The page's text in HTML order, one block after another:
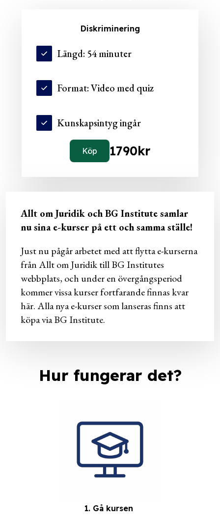
Diskriminering
Längd: 54 minuter
Format: Video med quiz
Kunskapsintyg ingår
Köp 1790kr
Allt om Juridik och BG Institute samlar
nu sina e-kurser på ett och samma ställe!
Just nu pågår arbetet med att flytta e-kurserna
från Allt om Juridik till BG Institutes
webbplats, och under en övergångsperiod
kommer vissa kurser fortfarande finnas kvar
här. Alla nya e-kurser som lanseras finns att
köpa via BG Institute.
Hur fungerar det?
1. Gå kursen